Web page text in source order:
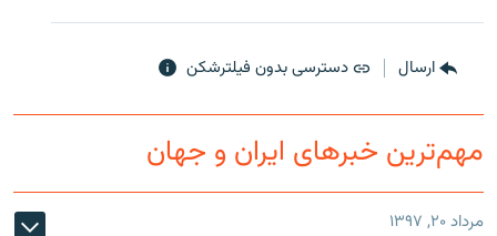
ارسال دسترسی بدون فیلترشکن
مهم‌ترین خبرهای ایران و جهان
مرداد ۲۰, ۱۳۹۷